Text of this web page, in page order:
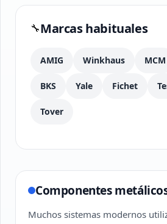
🔧Marcas habituales
AMIG Winkhaus MCM
BKS Yale Fichet
Tover
Componentes
Muchos sistemas modernos